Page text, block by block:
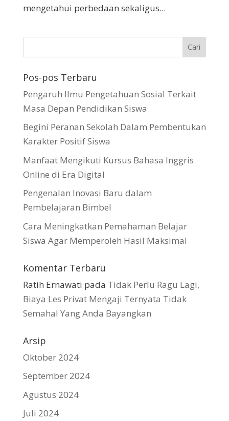
mengetahui perbedaan sekaligus...
Pos-pos Terbaru
Pengaruh Ilmu Pengetahuan Sosial Terkait
Masa Depan Pendidikan Siswa
Begini Peranan Sekolah Dalam Pembentukan
Karakter Positif Siswa
Manfaat Mengikuti Kursus Bahasa Inggris
Online di Era Digital
Pengenalan Inovasi Baru dalam
Pembelajaran Bimbel
Cara Meningkatkan Pemahaman Belajar
Siswa Agar Memperoleh Hasil Maksimal
Komentar Terbaru
Ratih Ernawati pada Tidak Perlu Ragu Lagi,
Biaya Les Privat Mengaji Ternyata Tidak
Semahal Yang Anda Bayangkan
Arsip
Oktober 2024
September 2024
Agustus 2024
Juli 2024